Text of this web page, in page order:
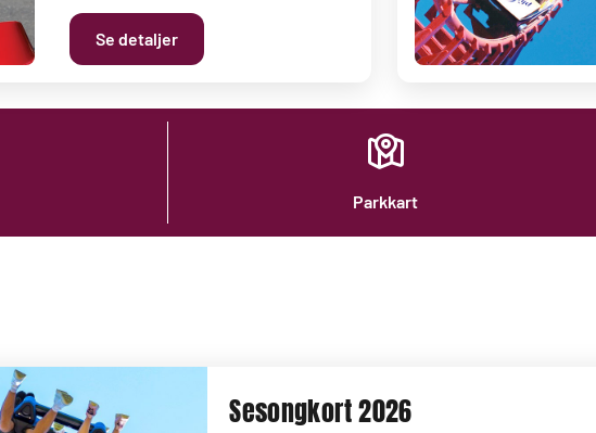
Se detaljer
Parkkart
Sesongkort 2026